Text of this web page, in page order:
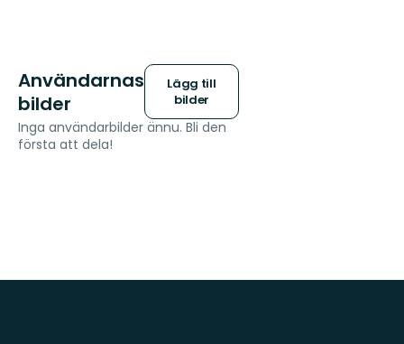
Användarnas
bilder
Lägg till
bilder
Inga användarbilder ännu. Bli den
första att dela!